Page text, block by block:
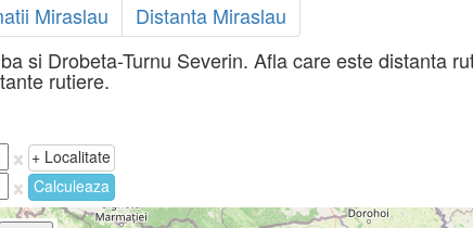
Miraslau
Distanta Miraslau
si Drobeta-Turnu Severin. Afla care este distanta
rutiere.
+ Localitate
Calculeaza